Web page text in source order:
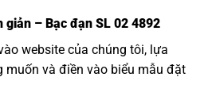
– Bạc đạn SL 02 4892
website của chúng tôi, lựa
muốn và điền vào biểu mẫu đặt